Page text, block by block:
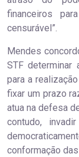
financeiros
censurável”.
Mendes
STF determinar
para a
fixar um prazo
atua na defesa
contudo,
conformação